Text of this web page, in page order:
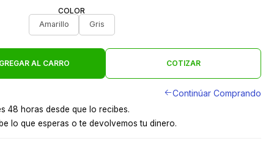
COLOR
Amarillo
Gris
AL CARRO COTIZAR
Continúar Comprando
48 horas desde que lo recibes.
lo que esperas o te devolvemos tu dinero.